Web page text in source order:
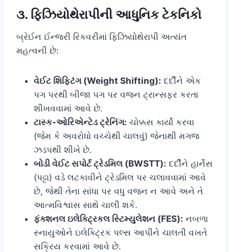
૩. ફિઝિયોથેરાપીની આધુનિક ટેકનિકો
બ્રેઈન ઈન્જરી રિકવરીમાં ફિઝિયોથેરાપી અત્યંત
મહત્વની છે:
વેઈટ શિફ્ટિંગ (Weight Shifting): દર્દીને એક
પગ પરથી બીજા પગ પર વજન ટ્રાન્સફર કરતા
શીખવવામાં આવે છે.
ટાસ્ક-ઓરિએન્ટેડ ટ્રેનિંગ: ચોક્કસ કાર્યો કરવા
(જેમ કે અવરોધો વચ્ચેથી ચાલવું) જેનાથી મગજ
ઝડપથી શીખે છે.
બોડી વેઈટ સપોર્ટ ટ્રેડમિલ (BWSTT): દર્દીને હાર્નેસ
(પટ્ટા) વડે લટકાવીને ટ્રેડમિલ પર ચલાવવામાં આવે
છે, જેથી તેના સાંધા પર વધુ વજન ન આવે અને તે
આત્મવિશ્વાસ સાથે ચાલી શકે.
ફંક્શનલ ઇલેક્ટ્રિકલ સ્ટિમ્યુલેશન (FES): નબળા
સ્નાયુઓને ઇલેક્ટ્રિક પલ્સ આપીને ચાલતી વખતે
સક્રિય કરવામાં આવે છે.